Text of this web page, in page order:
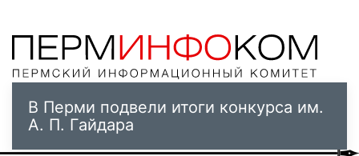
В Перми подвели итоги конкурса им.
А. П. Гайдара